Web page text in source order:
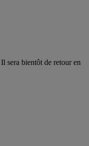
sera bientôt de retour en